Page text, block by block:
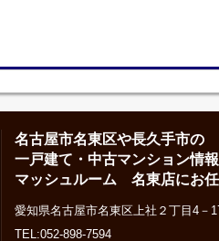
名古屋市名東区や長久手市の
一戸建て・中古マンション情
マッシュルーム 名東店にお
愛知県名古屋市名東区上社２丁目4－
TEL:052-898-7594